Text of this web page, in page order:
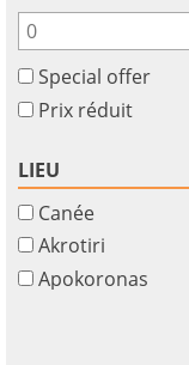
Special offer
Prix réduit
LIEU
Canée
Akrotiri
Apokoronas